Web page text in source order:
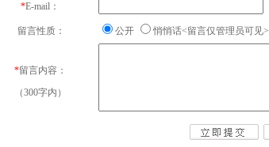
*E-mail：
留言性质： 公开 悄悄话<留言仅管理员可见>
*留言内容：
（300字内）